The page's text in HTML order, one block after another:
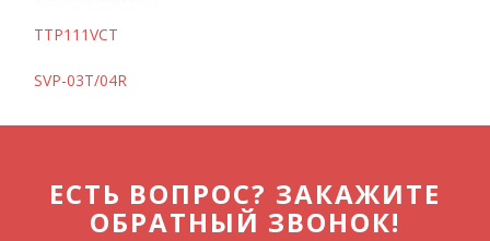
TTP111VCT
SVP-03T/04R
ЕСТЬ ВОПРОС? ЗАКАЖИТЕ
ОБРАТНЫЙ ЗВОНОК!